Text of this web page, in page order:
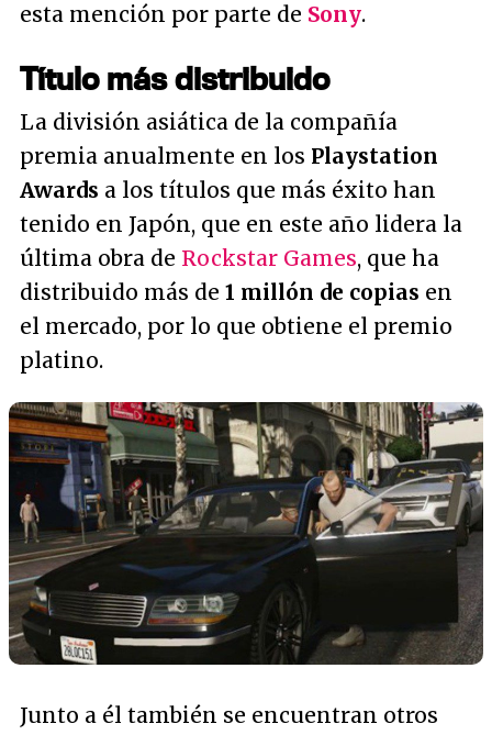
esta mención por parte de Sony.
Título más distribuido
La división asiática de la compañía
premia anualmente en los Playstation
Awards a los títulos que más éxito han
tenido en Japón, que en este año lidera la
última obra de Rockstar Games, que ha
distribuido más de 1 millón de copias en
el mercado, por lo que obtiene el premio
platino.
Junto a él también se encuentran otros